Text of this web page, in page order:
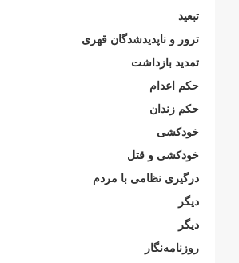
تبعید
ترور و ناپدیدشدگان قهری
تمدید بازداشت
حکم اعدام
حکم زندان
خودکشی
خودکشی و قتل
درگیری نظامی با مردم
دیگر
دیگر
روزنامەنگار